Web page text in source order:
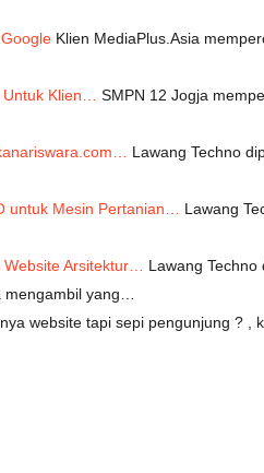
Klien MediaPlus.Asia
Klien…
SMPN 12 Jogja
Lawang Techno
untuk Mesin Pertanian…
Lawang
Arsitektur…
Lawang
yang…
website tapi sepi pengunjung ? ,